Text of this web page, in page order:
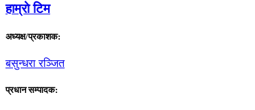
हाम्राे टिम
अध्यक्ष/प्रकाशक:
बसुन्धरा रञ्जित
प्रधान सम्पादक: